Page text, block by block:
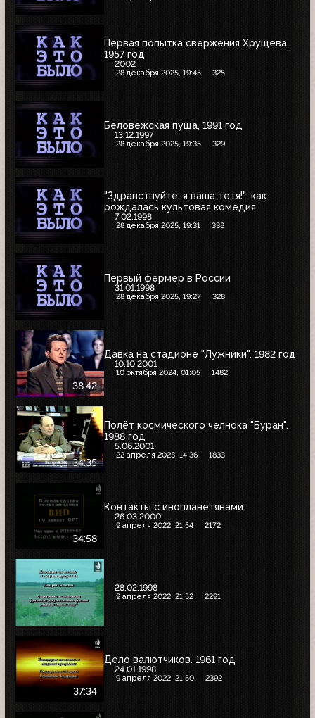
Первая попытка свержения Хрущева.
1957 год
2002
28 декабря 2025, 19:45 325
Беловежская пуща, 1991 год
13.12.1997
28 декабря 2025, 19:35 329
"Здравствуйте, я ваша тетя!": как
рождалась культовая комедия
7.02.1998
28 декабря 2025, 19:31 338
Первый фермер в России
31.01.1998
28 декабря 2025, 19:27 328
38:42
Давка на стадионе "Лужники". 1982 год
10.10.2001
10 октября 2024, 01:05 1482
34:35
Полёт космического челнока "Буран".
1988 год
5.06.2001
22 апреля 2023, 14:36 1833
34:58
Контакты с инопланетянами
26.03.2000
9 апреля 2022, 21:54 2172
28.02.1998
9 апреля 2022, 21:52 2291
37:34
Дело валютчиков. 1961 год
24.01.1998
9 апреля 2022, 21:50 2392